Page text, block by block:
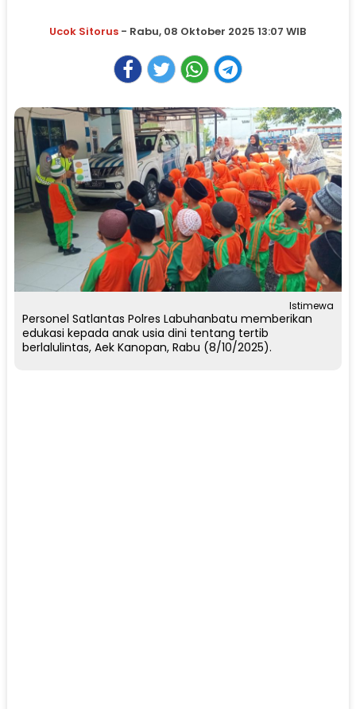
Ucok Sitorus - Rabu, 08 Oktober 2025 13:07 WIB
Istimewa
Personel Satlantas Polres Labuhanbatu memberikan
edukasi kepada anak usia dini tentang tertib
berlalulintas, Aek Kanopan, Rabu (8/10/2025).